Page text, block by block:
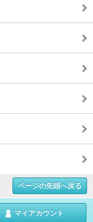
ページの先頭へ戻る
マイアカウント